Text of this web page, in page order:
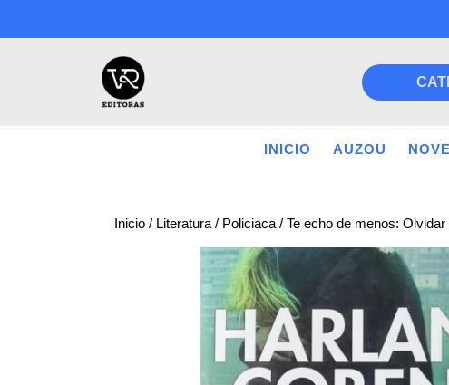
INICIO AUZOU
Inicio / Literatura / Policiaca / Te echo de menos: